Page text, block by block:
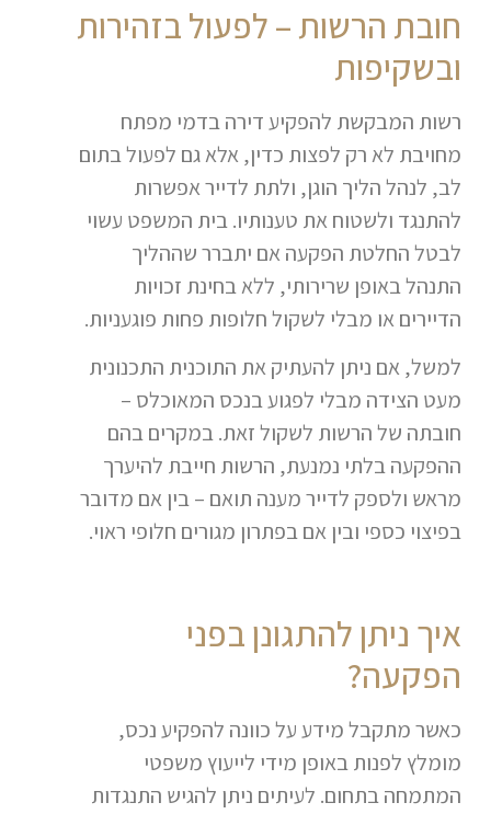
חובת הרשות – לפעול בזהירות
ובשקיפות
רשות המבקשת להפקיע דירה בדמי מפתח
מחויבת לא רק לפצות כדין, אלא גם לפעול בתום
לב, לנהל הליך הוגן, ולתת לדייר אפשרות
להתנגד ולשטוח את טענותיו. בית המשפט עשוי
לבטל החלטת הפקעה אם יתברר שההליך
התנהל באופן שרירותי, ללא בחינת זכויות
הדיירים או מבלי לשקול חלופות פחות פוגעניות.
למשל, אם ניתן להעתיק את התוכנית התכנונית
מעט הצידה מבלי לפגוע בנכס המאוכלס –
חובתה של הרשות לשקול זאת. במקרים בהם
ההפקעה בלתי נמנעת, הרשות חייבת להיערך
מראש ולספק לדייר מענה תואם – בין אם מדובר
בפיצוי כספי ובין אם בפתרון מגורים חלופי ראוי.
איך ניתן להתגונן בפני
הפקעה?
כאשר מתקבל מידע על כוונה להפקיע נכס,
מומלץ לפנות באופן מידי לייעוץ משפטי
המתמחה בתחום. לעיתים ניתן להגיש התנגדות